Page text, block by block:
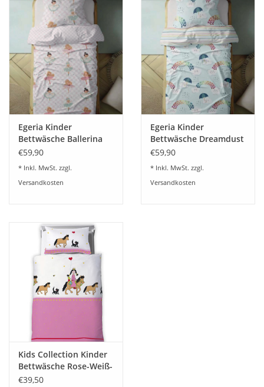
Gerne beraten wir Sie dazu
07322-919376
Egeria Kinder
Bettwäsche Ballerina
Mako-Satin 100x135
€59,90
* Inkl. MwSt. zzgl.
Versandkosten
Egeria Kinder
Bettwäsche Dreamdust
Mako-Satin 100x135
€59,90
* Inkl. MwSt. zzgl.
Versandkosten
Kids Collection Kinder
Bettwäsche Rose-Weiß-
Fleuresse
€39,50